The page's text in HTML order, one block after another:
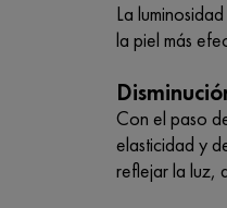
La
la piel más
Con el paso
elasticidad y
reflejar la luz,